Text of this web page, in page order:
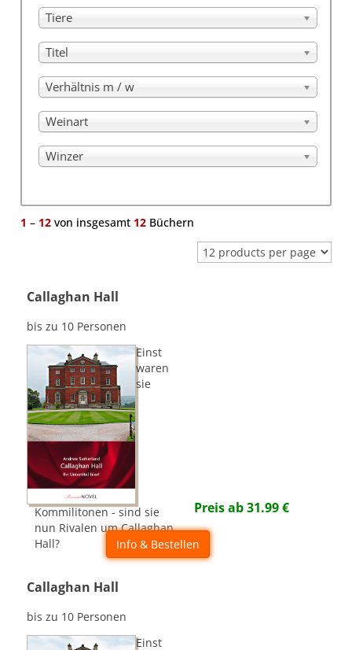
Tiere
Titel
Verhältnis m / w
Weinart
Winzer
1 – 12 von insgesamt 12 Büchern
Callaghan Hall
bis zu 10 Personen
Einst
waren
sie
Kommilitonen - sind sie
nun Rivalen um Callaghan
Hall?
Preis ab31.99€
Info & Bestellen
Callaghan Hall
bis zu 10 Personen
Einst